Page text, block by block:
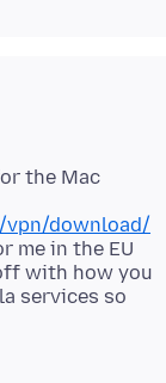
the Mac
download/
me in the EU
with how you
services so